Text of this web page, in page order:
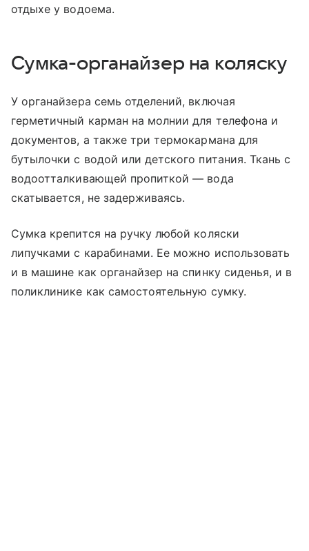
отдыхе у водоема.
Сумка-органайзер на коляску
У органайзера семь отделений, включая
герметичный карман на молнии для телефона и
документов, а также три термокармана для
бутылочки с водой или детского питания. Ткань с
водоотталкивающей пропиткой — вода
скатывается, не задерживаясь.
Сумка крепится на ручку любой коляски
липучками с карабинами. Ее можно использовать
и в машине как органайзер на спинку сиденья, и в
поликлинике как самостоятельную сумку.